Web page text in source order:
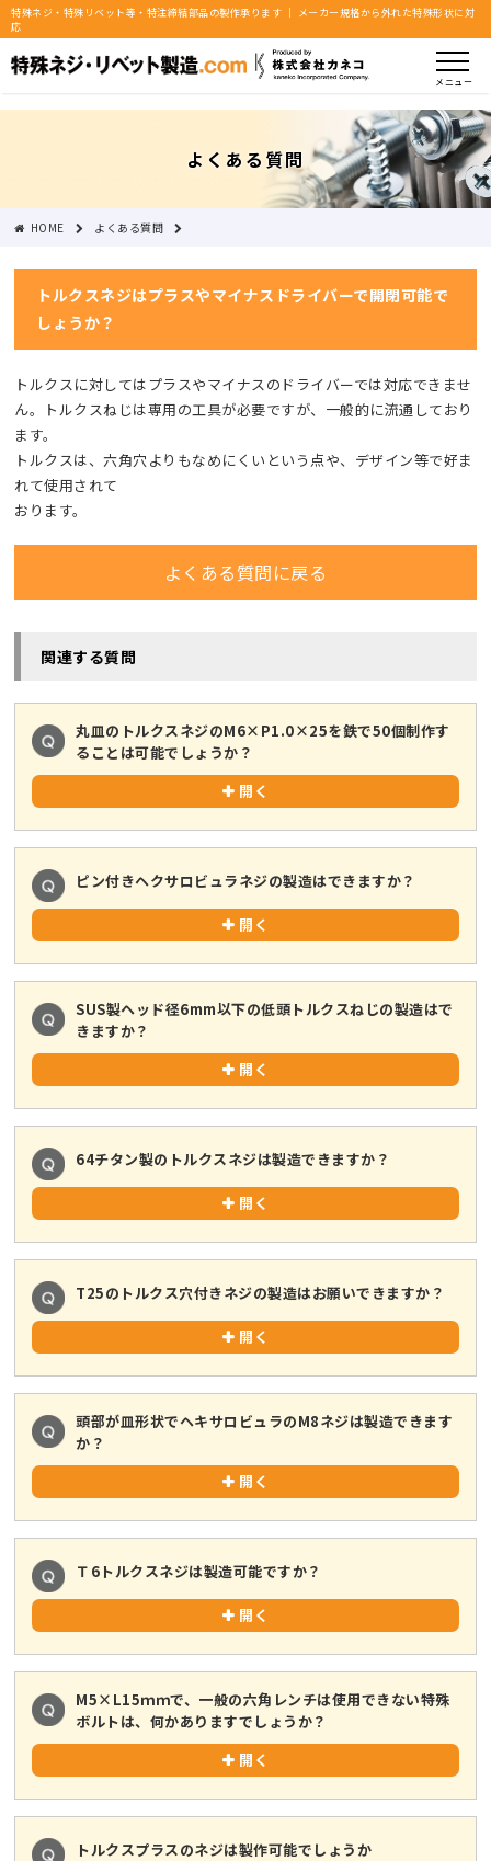
特殊ネジ・特殊リベット等・特注締結部品の製作承ります ｜ メーカー規格から外れた特殊形状に対
応
メニュー
よくある質問
HOME よくある質問
トルクス・ヘクサロビュラ：トルクスネジはプラスやマイナスドライバーで開閉可能でし
トルクスネジはプラスやマイナスドライバーで開閉可能で
しょうか？
トルクスに対してはプラスやマイナスのドライバーでは対応できませ
ん。トルクスねじは専用の工具が必要ですが、一般的に流通しており
ます。
トルクスは、六角穴よりもなめにくいという点や、デザイン等で好ま
れて使用されて
おります。
よくある質問に戻る
関連する質問
丸皿のトルクスネジのM6×P1.0×25を鉄で50個制作す
ることは可能でしょうか？
開く
ピン付きヘクサロビュラネジの製造はできますか？
開く
SUS製ヘッド径6mm以下の低頭トルクスねじの製造はで
きますか？
開く
64チタン製のトルクスネジは製造できますか？
開く
T25のトルクス穴付きネジの製造はお願いできますか？
開く
頭部が皿形状でヘキサロビュラのM8ネジは製造できます
か？
開く
Ｔ6トルクスネジは製造可能ですか？
開く
M5×L15ｍｍで、一般の六角レンチは使用できない特殊
ボルトは、何かありますでしょうか？
開く
トルクスプラスのネジは製作可能でしょうか